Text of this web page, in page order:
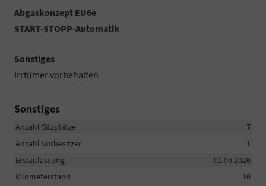
Abgaskonzept EU6e
START-STOPP-Automatik
Sonstiges
Irrtümer vorbehalten
Sonstiges
Anzahl Sitzplätze
7
Anzahl Vorbesitzer
1
Erstzulassung
01.06.2026
Kilometerstand
10